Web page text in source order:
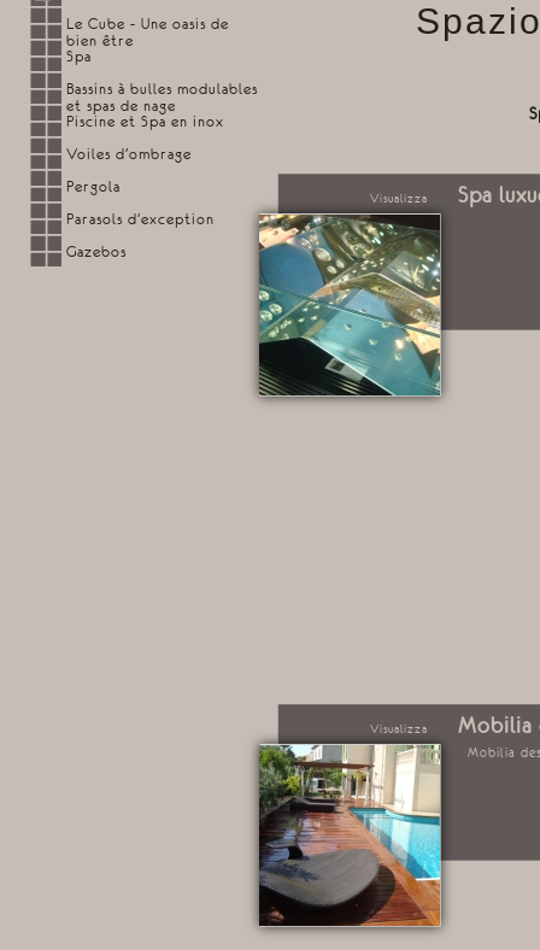
Le Cube - Une oasis de
bien être
Spa
Bassins à bulles modulables
et spas de nage
Piscine et Spa en inox
Voiles d'ombrage
Pergola
Parasols d'exception
Gazebos
Visualizza Spa
Visualizza Mobilia
Mobilia